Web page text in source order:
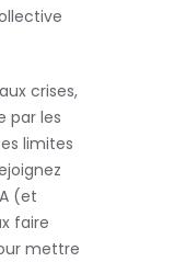
crises,
par les
limites
(et
faire
mettre